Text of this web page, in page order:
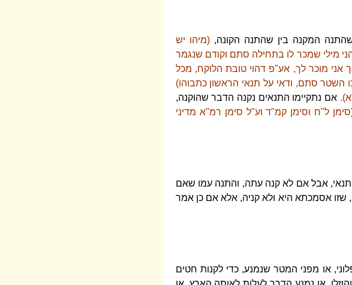
המקנה בין שהתנה הקונה,(מיהו יש
מילי שמכר לו בתחילה סתם וקודם שנגמר
מוכר לך, אע"פ דהוי טובת הלוקח, מכל
השטר סתם, ודאי על תנאי הראשון כתבוהו)
אם נתקיימו התנאים נקנה הדבר שהוקנה,
ל"ח וסימן קמ"ד וע"ל סימן רמ"א מדיני
התנאי, אבל אם לא קנה עתה, והתנה עמו שאם
שזו אסמכתא היא ולא קניה, אלא אם כן אמר
או מפני המטר שנמנע, כדי לקנות חטים